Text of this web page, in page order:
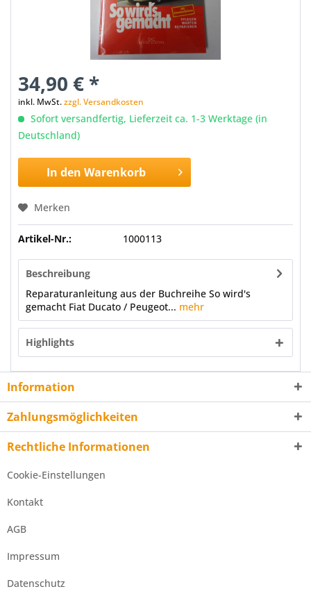
34,90 € *
inkl. MwSt.zzgl. Versandkosten
Sofort versandfertig, Lieferzeit ca. 1-3 Werktage (in
Deutschland)
In den Warenkorb
Merken
Artikel-Nr.: 1000113
Beschreibung
Reparaturanleitung aus der Buchreihe So wird's
gemacht Fiat Ducato / Peugeot... mehr
Highlights
Information
Zahlungsmöglichkeiten
Rechtliche Informationen
Cookie-Einstellungen
Kontakt
AGB
Impressum
Datenschutz